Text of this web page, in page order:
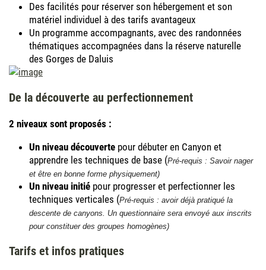
Des facilités pour réserver son hébergement et son
matériel individuel à des tarifs avantageux
Un programme accompagnants, avec des randonnées
thématiques accompagnées dans la réserve naturelle
des Gorges de Daluis
De la découverte au perfectionnement
2 niveaux sont proposés :
Un niveau découverte pour débuter en Canyon et
apprendre les techniques de base (Pré-requis : Savoir nager
et être en bonne forme physiquement)
Un niveau initié pour progresser et perfectionner les
techniques verticales (Pré-requis : avoir déjà pratiqué la
descente de canyons. Un questionnaire sera envoyé aux inscrits
pour constituer des groupes homogènes)
Tarifs et infos pratiques